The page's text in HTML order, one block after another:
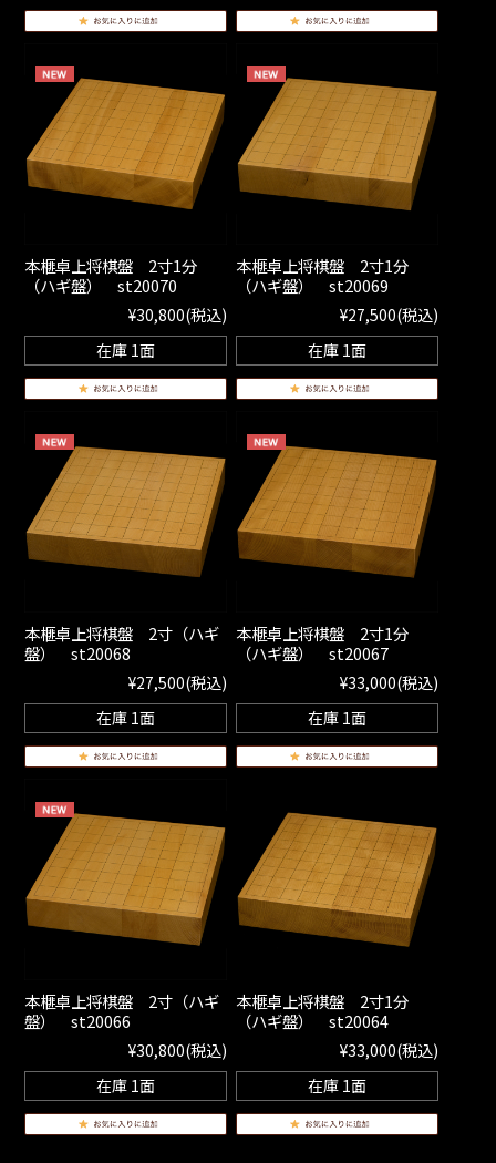
本榧卓上将棋盤 2寸1分
（ハギ盤） st20070
¥30,800(税込)
在庫 1面
本榧卓上将棋盤 2寸1分
（ハギ盤） st20069
¥27,500(税込)
在庫 1面
本榧卓上将棋盤 2寸（ハギ
盤） st20068
¥27,500(税込)
在庫 1面
本榧卓上将棋盤 2寸1分
（ハギ盤） st20067
¥33,000(税込)
在庫 1面
本榧卓上将棋盤 2寸（ハギ
盤） st20066
¥30,800(税込)
在庫 1面
本榧卓上将棋盤 2寸1分
（ハギ盤） st20064
¥33,000(税込)
在庫 1面